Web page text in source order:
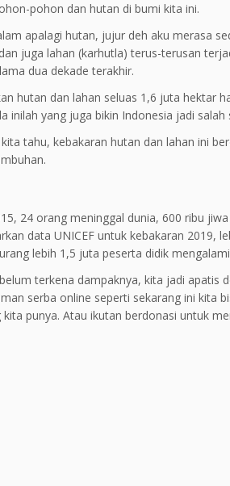
pohon dan hutan di bumi kita ini.
apalagi hutan, jujur deh aku merasa
juga lahan (karhutla) terus-terusan
dua dekade terakhir.
hutan dan lahan seluas 1,6 juta hektar
inilah yang juga bikin Indonesia jadi
tahu, kebakaran hutan dan lahan ini
24 orang meninggal dunia, 600 ribu
data UNICEF untuk kebakaran 2019,
lebih 1,5 juta peserta didik
terkena dampaknya, kita jadi apatis
serba online seperti sekarang ini kita
punya. Atau ikutan berdonasi untuk